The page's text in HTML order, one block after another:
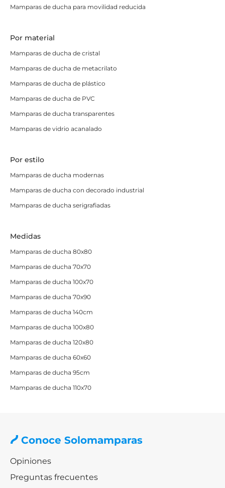
ventajas que aportan a nuestros clientes, partiendo del
puede tener una
usuariosy ¡verás que gustan mucho!
No dudes más y realiza tu pedido, tu mampara GME
Prestige Titán te está esperando. ¿Tienes dudas?
Contacta con nosotros y
mejor opción para ti, a realizar el pedido o a lo que
Mamparas de ducha para movilidad reducida
Por material
Mamparas de ducha de cristal
Mamparas de ducha de metacrilato
Mamparas de ducha de plástico
Mamparas de ducha de PVC
Mamparas de ducha transparentes
Mamparas de vidrio acanalado
Por estilo
Mamparas de ducha modernas
Mamparas de ducha con decorado industrial
Mamparas de ducha serigrafiadas
Medidas
Mamparas de ducha 80x80
Mamparas de ducha 70x70
Mamparas de ducha 100x70
Mamparas de ducha 70x90
Mamparas de ducha 140cm
Mamparas de ducha 100x80
Mamparas de ducha 120x80
Mamparas de ducha 60x60
Mamparas de ducha 95cm
Mamparas de ducha 110x70
Conoce Solomamparas
Opiniones
Preguntas frecuentes